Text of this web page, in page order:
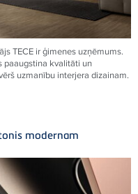
TECE ir ģimenes uzņēmums.
paaugstina kvalitāti un
uzmanību interjera dizainam.
modernam